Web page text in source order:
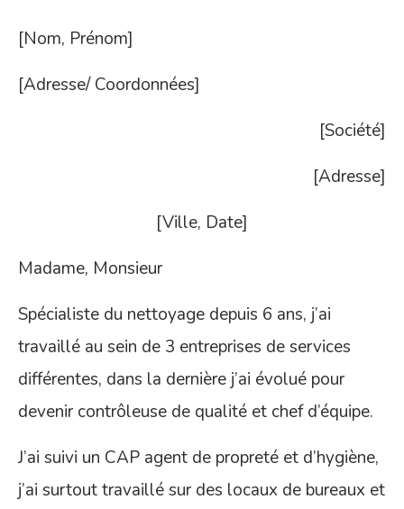
[Nom, Prénom]
[Adresse/ Coordonnées]
[Société]
[Adresse]
[Ville, Date]
Madame, Monsieur
Spécialiste du nettoyage depuis 6 ans, j’ai
travaillé au sein de 3 entreprises de services
différentes, dans la dernière j’ai évolué pour
devenir contrôleuse de qualité et chef d’équipe.
J’ai suivi un CAP agent de propreté et d’hygiène,
j’ai surtout travaillé sur des locaux de bureaux et